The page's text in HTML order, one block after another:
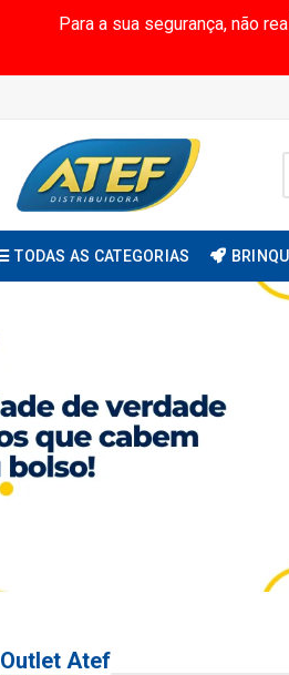
Para a sua segurança, não
TODAS AS CATEGORIAS
Outlet Atef